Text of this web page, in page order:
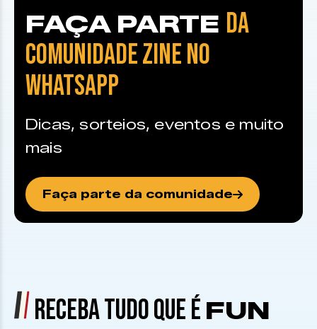
FAÇA PARTE DA
COMUNIDADE ZINE NO
WHATSAPP
Dicas, sorteios, eventos e muito
mais
Faça parte da comunidade
RECEBA TUDO QUE É FUN